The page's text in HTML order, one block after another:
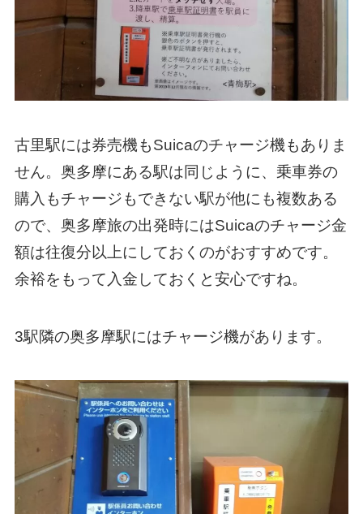
古里駅には券売機もSuicaのチャージ機もありま
せん。奥多摩にある駅は同じように、乗車券の
購入もチャージもできない駅が他にも複数ある
ので、奥多摩旅の出発時にはSuicaのチャージ金
額は往復分以上にしておくのがおすすめです。
余裕をもって入金しておくと安心ですね。
3駅隣の奥多摩駅にはチャージ機があります。